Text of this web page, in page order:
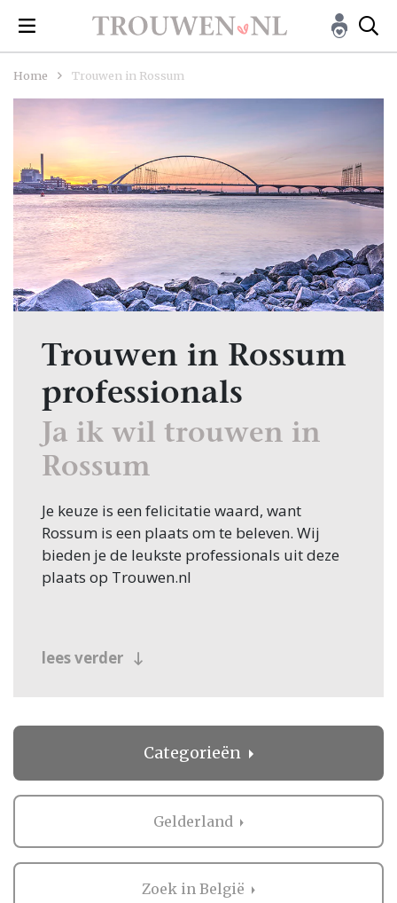
Home Trouwen in Rossum
Trouwen in Rossum
professionals
Ja ik wil trouwen in
Rossum
Je keuze is een felicitatie waard, want
Rossum is een plaats om te beleven. Wij
bieden je de leukste professionals uit deze
plaats op Trouwen.nl
lees verder
Categorieën
Gelderland
Zoek in België